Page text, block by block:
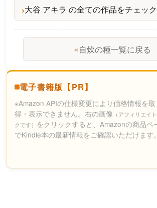
大谷 アキラ の全ての作品をチェッ
«自炊の種一覧に戻る
電子書籍版【PR】
※Amazon APIの仕様変更により価格情報を取
得・表示できません。右の画像 （アフィリエイ
クです） をクリックすると、Amazonの商品ペ
でKindle本の最新情報をご確認いただけます。